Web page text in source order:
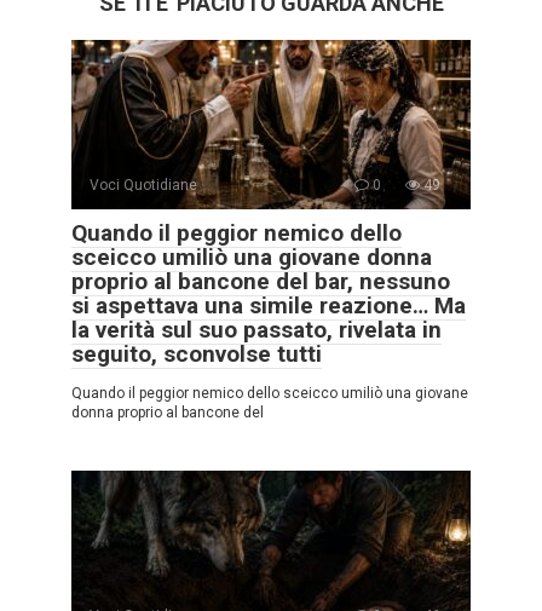
Voci Quotidiane 0 49
Quando il peggior nemico dello
sceicco umiliò una giovane donna
proprio al bancone del bar, nessuno
si aspettava una simile reazione… Ma
la verità sul suo passato, rivelata in
seguito, sconvolse tutti
Quando il peggior nemico dello sceicco umiliò una giovane
donna proprio al bancone del